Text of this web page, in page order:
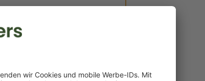
hochladen.